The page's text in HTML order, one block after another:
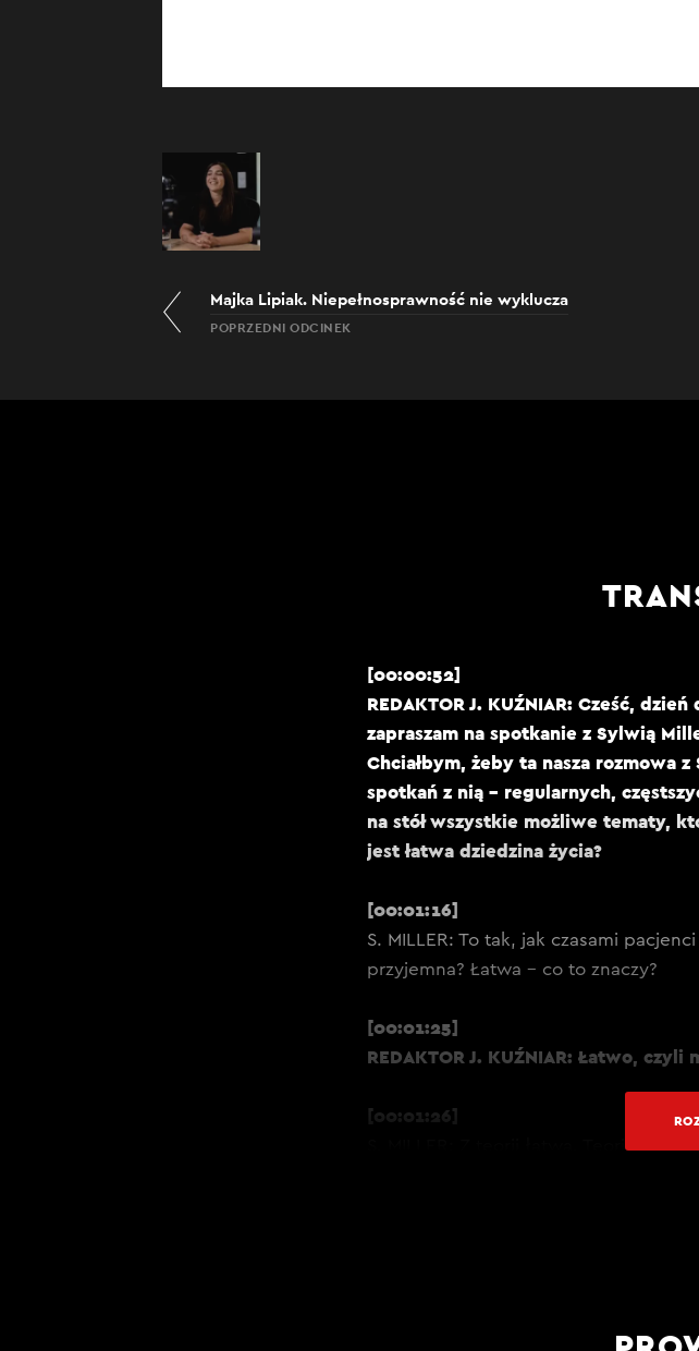
Majka Lipiak. Niepełnosprawność nie wyklucza
POPRZEDNI ODCINEK
[00:00:52]
REDAKTOR J. KUŹNIAR: Cześć,
zapraszam na spotkanie z Sylwią
Chciałbym, żeby ta nasza rozmowa
spotkań z nią - regularnych,
na stół wszystkie możliwe tematy,
jest łatwa dziedzina życia?
[00:01:16]
S. MILLER: To tak, jak czasami
przyjemna? Łatwa – co to znaczy?
[00:01:25]
REDAKTOR J. KUŹNIAR: Łatwo,
[00:01:26]
S. MILLER: Z teorii łatwa. Teoria jest